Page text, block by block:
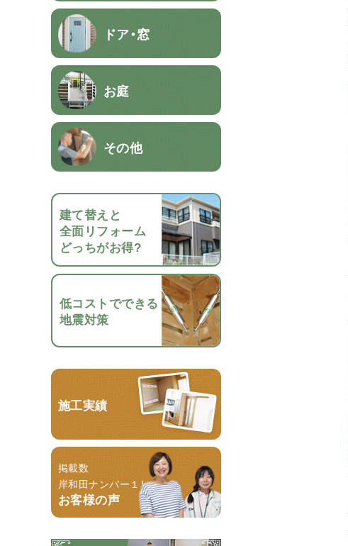
ドア・窓
お庭
その他
建て替えと
全面リフォーム
どっちがお得?
低コストでできる
地震対策
施工実績
掲載数
岸和田ナンバー１！
お客様の声